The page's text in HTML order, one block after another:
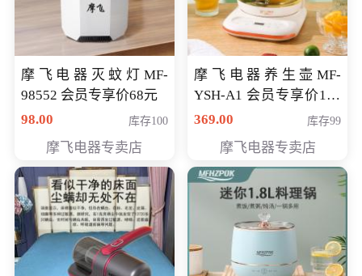
摩飞电器灭蚊灯MF-
98552 会员专享价68元
98.00
库存100
摩飞电器专卖店
摩飞电器养生壶MF-
YSH-A1 会员专享价198
元
369.00 库存99
摩飞电器专卖店